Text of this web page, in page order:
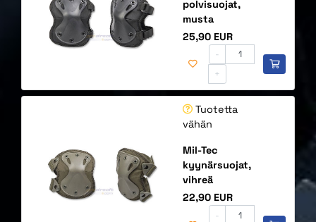
polvisuojat,
musta
Hinta
25,90 EUR
-
+
Tuotetta
vähän
Mil-Tec
kyynärsuojat,
vihreä
Hinta
22,90 EUR
-